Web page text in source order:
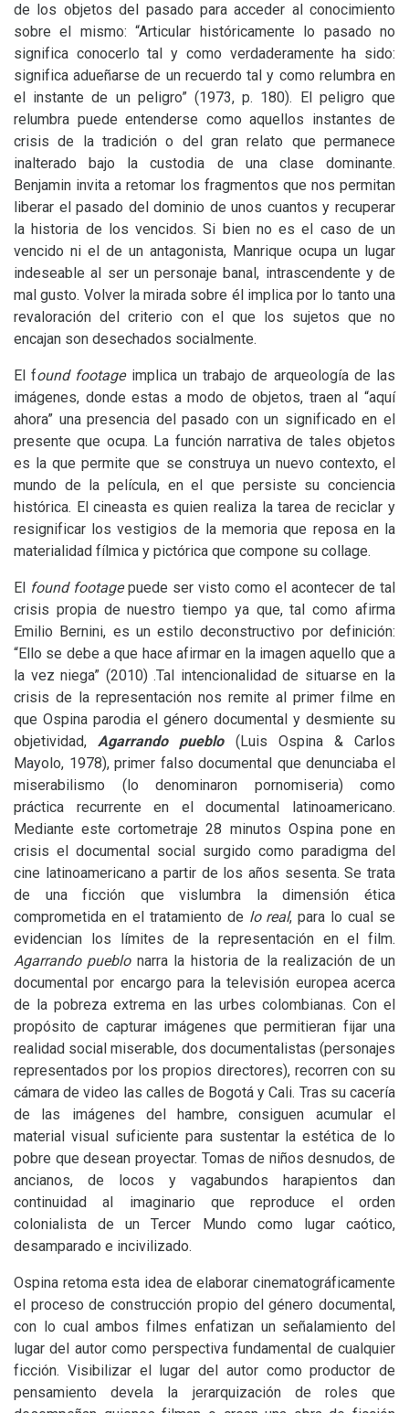
de los objetos del pasado para acceder al conocimiento
sobre el mismo: “Articular históricamente lo pasado no
significa conocerlo tal y como verdaderamente ha sido:
significa adueñarse de un recuerdo tal y como relumbra en
el instante de un peligro” (1973, p. 180). El peligro que
relumbra puede entenderse como aquellos instantes de
crisis de la tradición o del gran relato que permanece
inalterado bajo la custodia de una clase dominante.
Benjamin invita a retomar los fragmentos que nos permitan
liberar el pasado del dominio de unos cuantos y recuperar
la historia de los vencidos. Si bien no es el caso de un
vencido ni el de un antagonista, Manrique ocupa un lugar
indeseable al ser un personaje banal, intrascendente y de
mal gusto. Volver la mirada sobre él implica por lo tanto una
revaloración del criterio con el que los sujetos que no
encajan son desechados socialmente.
El found footageimplica un trabajo de arqueología de las
imágenes, donde estas a modo de objetos, traen al “aquí
ahora” una presencia del pasado con un significado en el
presente que ocupa. La función narrativa de tales objetos
es la que permite que se construya un nuevo contexto, el
mundo de la película, en el que persiste su conciencia
histórica. El cineasta es quien realiza la tarea de reciclar y
resignificar los vestigios de la memoria que reposa en la
materialidad fílmica y pictórica que compone su collage.
El found footagepuede ser visto como el acontecer de tal
crisis propia de nuestro tiempo ya que, tal como afirma
Emilio Bernini, es un estilo deconstructivo por definición:
“Ello se debe a que hace afirmar en la imagen aquello que a
la vez niega” (2010) .Tal intencionalidad de situarse en la
crisis de la representación nos remite al primer filme en
que Ospina parodia el género documental y desmiente su
objetividad,Agarrando pueblo(Luis Ospina &Carlos
Mayolo, 1978), primer falso documental que denunciaba el
miserabilismo (lo denominaron pornomiseria) como
práctica recurrente en el documental latinoamericano.
Mediante este cortometraje 28 minutos Ospina pone en
crisis el documental social surgido como paradigma del
cine latinoamericano a partir de los años sesenta. Se trata
de una ficción que vislumbra la dimensión ética
comprometida en el tratamiento de lo real, para lo cual se
evidencian los límites de la representación en el film.
Agarrando pueblonarra la historia de la realización de un
documental por encargo para la televisión europea acerca
de la pobreza extrema en las urbes colombianas. Con el
propósito de capturar imágenes que permitieran fijar una
realidad social miserable, dos documentalistas (personajes
representados por los propios directores), recorren con su
cámara de video las calles de Bogotá y Cali. Tras su cacería
de las imágenes del hambre, consiguen acumular el
material visual suficiente para sustentar la estética de lo
pobre que desean proyectar. Tomas de niños desnudos, de
ancianos, de locos y vagabundos harapientos dan
continuidad al imaginario que reproduce el orden
colonialista de un Tercer Mundo como lugar caótico,
desamparado e incivilizado.
Ospina retoma esta idea de elaborar cinematográficamente
el proceso de construcción propio del género documental,
con lo cual ambos filmes enfatizan un señalamiento del
lugar del autor como perspectiva fundamental de cualquier
ficción. Visibilizar el lugar del autor como productor de
pensamiento devela la jerarquización de roles que